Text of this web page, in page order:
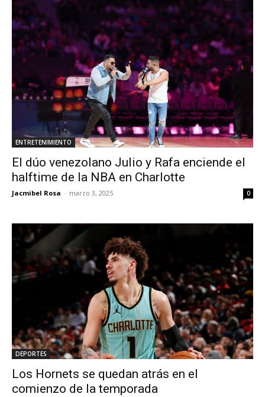
ENTRETENIMIENTO
El dúo venezolano Julio y Rafa enciende el
halftime de la NBA en Charlotte
Jacmibel Rosa - marzo 3, 2025 0
DEPORTES
Los Hornets se quedan atrás en el
comienzo de la temporada